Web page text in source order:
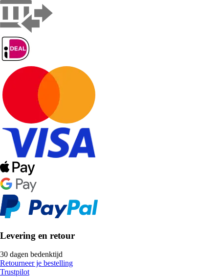
Levering en retour
30 dagen bedenktijd
Retourneer je bestelling
Trustpilot